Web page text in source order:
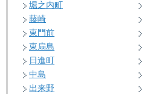
堀之内町
藤崎
東門前
東扇島
日進町
中島
出来野